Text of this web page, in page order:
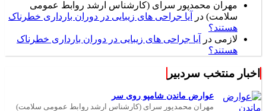
مهران محمدپور سرای (کارشناس ارشد روابط عمومی
سلامت) در
آیا جراحی های زیبایی در دوران بارداری خطرناک
هستند؟
لازمی در
آیا جراحی های زیبایی در دوران بارداری خطرناک
هستند؟
اخبار منتخب سردبیر
عوارض ماندن شامپو روی سر
مهران محمدپور سرای (کارشناس ارشد روابط عمومی سلامت)